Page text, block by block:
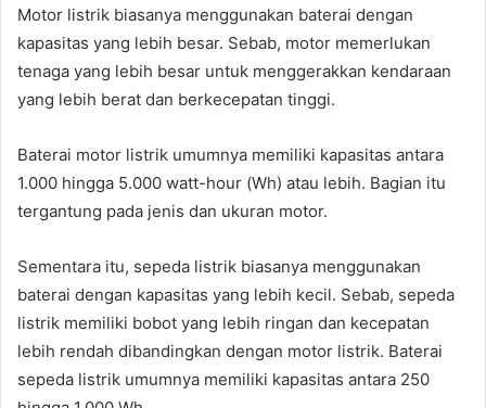
Motor listrik biasanya menggunakan baterai dengan
kapasitas yang lebih besar. Sebab, motor memerlukan
tenaga yang lebih besar untuk menggerakkan kendaraan
yang lebih berat dan berkecepatan tinggi.
Baterai motor listrik umumnya memiliki kapasitas antara
1.000 hingga 5.000 watt-hour (Wh) atau lebih. Bagian itu
tergantung pada jenis dan ukuran motor.
Sementara itu, sepeda listrik biasanya menggunakan
baterai dengan kapasitas yang lebih kecil. Sebab, sepeda
listrik memiliki bobot yang lebih ringan dan kecepatan
lebih rendah dibandingkan dengan motor listrik. Baterai
sepeda listrik umumnya memiliki kapasitas antara 250